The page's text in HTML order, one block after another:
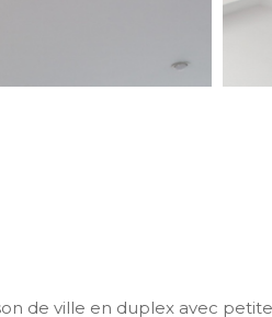
de ville en duplex avec